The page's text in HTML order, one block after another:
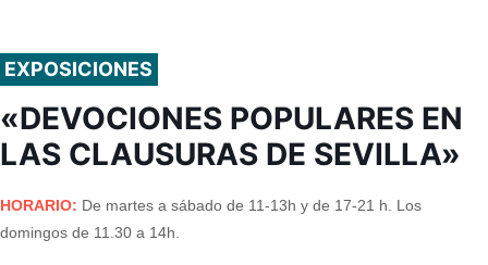
EXPOSICIONES
«DEVOCIONES POPULARES EN
LAS CLAUSURAS DE SEVILLA»
HORARIO: De martes a sábado de 11-13h y de 17-21 h. Los
domingos de 11.30 a 14h.